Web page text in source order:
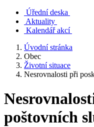
Úřední deska
Aktuality
Kalendář akcí
Úvodní stránka
Obec
Životní situace
Nesrovnalosti při
poštovních